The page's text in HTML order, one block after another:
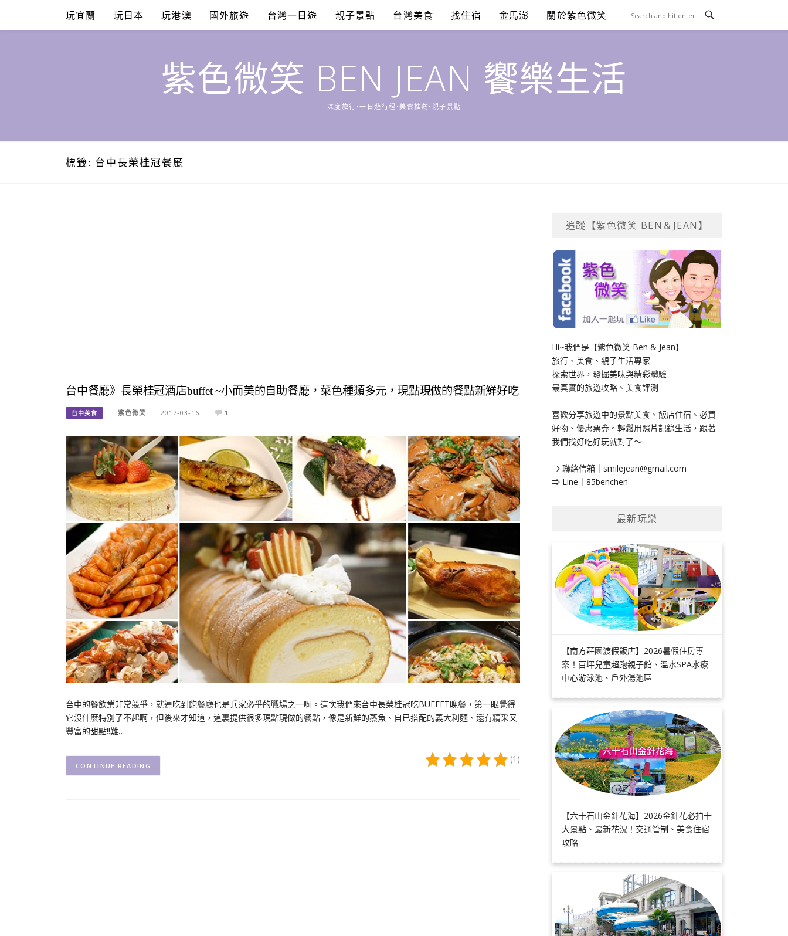
content
玩宜蘭 玩日本 玩港澳 國外旅遊 台灣一日遊 親子景點 台灣美食 找住宿 金馬澎 關於紫色微笑
紫色微笑 BEN JEAN 饗樂生活
深度旅行•一日遊行程•美食推薦•親子景點
標籤: 台中長榮桂冠餐廳
台中餐廳》長榮桂冠酒店buffet ~小而美的自助餐廳，菜色種類多元，現點現做的餐點新鮮好吃
台中美食 紫色微笑 2017-03-16 1
台中的餐飲業非常競爭，就連吃到飽餐廳也是兵家必爭的戰場之一啊。這次我們來台中長榮桂冠吃BUFFET晚餐，第一眼覺得
它沒什麼特別了不起啊，但後來才知道，這裏提供很多現點現做的餐點，像是新鮮的蒸魚、自已搭配的義大利麵、還有精采又
豐富的甜點!!難…
(1)
CONTINUE READING
追蹤【紫色微笑 BEN＆JEAN】
Hi~我們是【紫色微笑 Ben & Jean】
旅行、美食、親子生活專家
探索世界，發掘美味與精彩體驗
最真實的旅遊攻略、美食評測
喜歡分享旅遊中的景點美食、飯店住宿、必買
好物、優惠票券。輕鬆用照片記錄生活，跟著
我們找好吃好玩就對了～
⇒ 聯絡信箱｜ smilejean@gmail.com
⇒ Line｜85benchen
最新玩樂
【南方莊園渡假飯店】2026暑假住房專
案！百坪兒童超跑親子館、溫水SPA水療
中心游泳池、戶外湯池區
【六十石山金針花海】2026金針花必拍十
大景點、最新花況！交通管制、美食住宿
攻略